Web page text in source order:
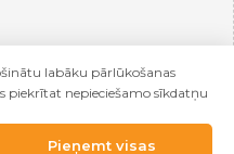
labāku pārlūkošanas
piekrītat nepieciešamo sīkdatņu
Pieņemt visas